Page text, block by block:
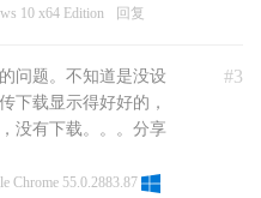
10 x64 Edition 回复
#3
问题。不知道是没设
下载显示得好好的，
没有下载。。。分享
Chrome 55.0.2883.87